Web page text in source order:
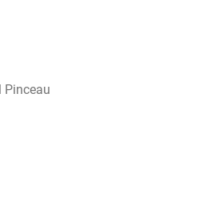
Pinceau